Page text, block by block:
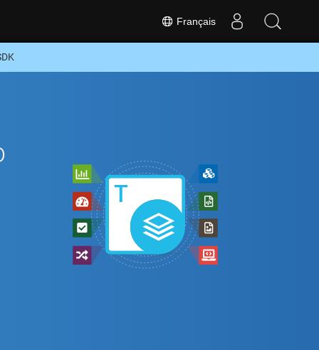
Français